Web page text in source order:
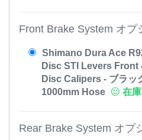
Front Brake System オプ
Shimano Dura Ace
Disc STI Levers Front
Disc Calipers - ブラッ
1000mm Hose
在
Rear Brake System オプ